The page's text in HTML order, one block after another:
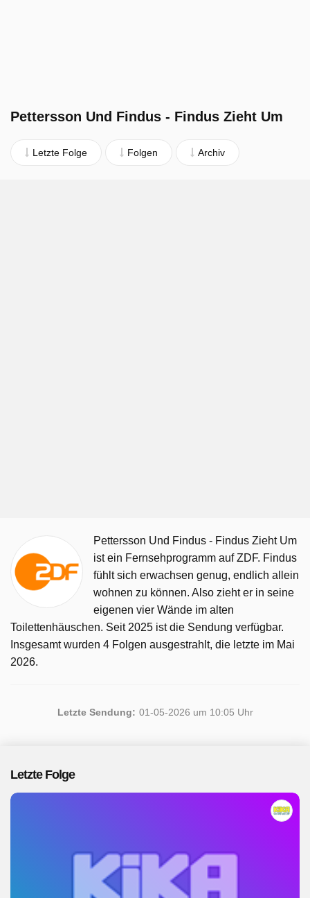
Pettersson Und Findus - Findus Zieht Um
Letzte Folge Folgen Archiv
Pettersson Und Findus - Findus Zieht Um
ist ein Fernsehprogramm auf ZDF. Findus
fühlt sich erwachsen genug, endlich allein
wohnen zu können. Also zieht er in seine
eigenen vier Wände im alten
Toilettenhäuschen. Seit 2025 ist die Sendung verfügbar.
Insgesamt wurden 4 Folgen ausgestrahlt, die letzte im Mai
2026.
Letzte Sendung: 01-05-2026 um 10:05 Uhr
Letzte Folge